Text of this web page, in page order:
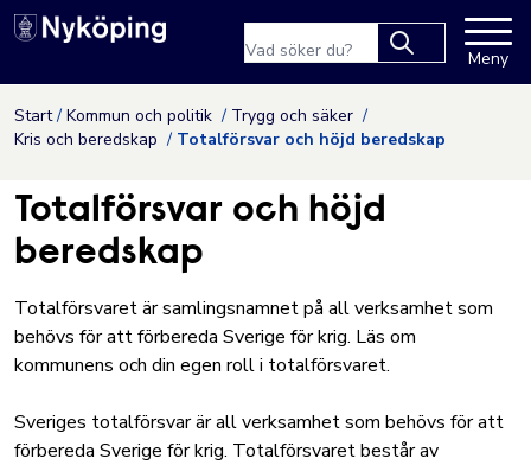
Hoppa till innehåll
Nyköpings kommuns
results.
Meny
Start Kommun och politik
Trygg och säker
Kris och beredskap
Totalförsvar och höjd beredskap
Totalförsvar och höjd
beredskap
Totalförsvaret är samlingsnamnet på all verksamhet som
behövs för att förbereda Sverige för krig. Läs om
kommunens och din egen roll i totalförsvaret.
Sveriges totalförsvar är all verksamhet som behövs för att
förbereda Sverige för krig. Totalförsvaret består av